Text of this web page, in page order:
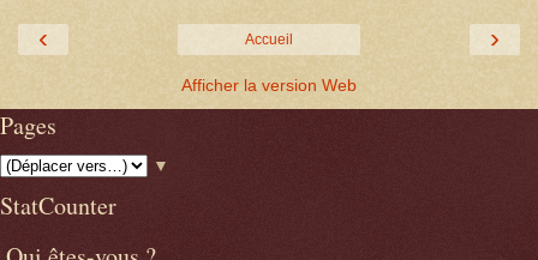
‹ ›
Accueil
Afficher la version Web
Pages
▼
StatCounter